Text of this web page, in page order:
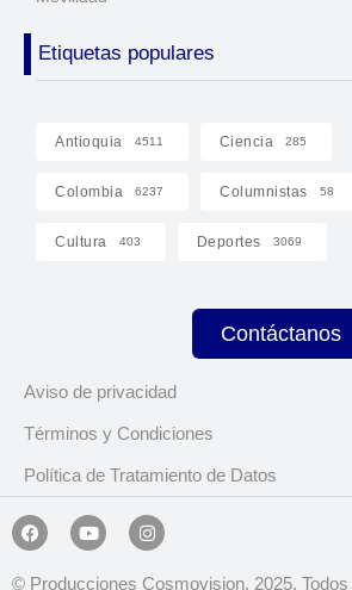
Etiquetas populares
Antioquia 4511 Ciencia 285
Colombia 6237 Columnistas 58
Cultura 403 Deportes 3069
Contáctanos
Aviso de privacidad
Términos y Condiciones
Política de Tratamiento de Datos
© Producciones Cosmovision, 2025.